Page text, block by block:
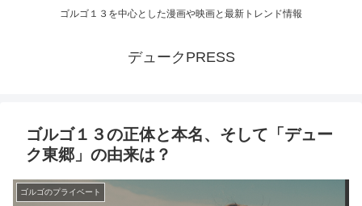
ゴルゴ１３を中心とした漫画や映画と最新トレンド情報
デュークPRESS
ゴルゴ１３の正体と本名、そして「デュー
ク東郷」の由来は？
ゴルゴのプライベート